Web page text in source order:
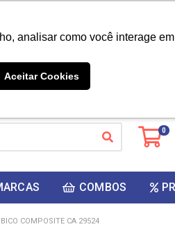
analisar como você interage
Aceitar Cookies
0
COMBOS
COMPOSITE CA 29524